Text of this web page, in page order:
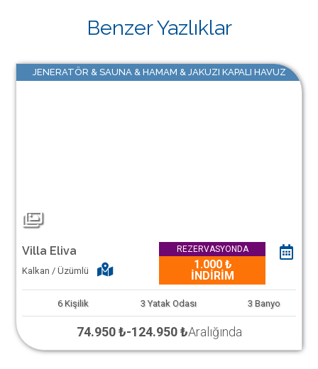
Benzer Yazlıklar
JENERATÖR & SAUNA & HAMAM & JAKUZI KAPALI HAVUZ
Villa Eliva
Kalkan / Üzümlü
REZERVASYONDA
1.000 ₺
İNDİRİM
6 Kişilik 3 Yatak Odası 3 Banyo
74.950 ₺-124.950 ₺Aralığında